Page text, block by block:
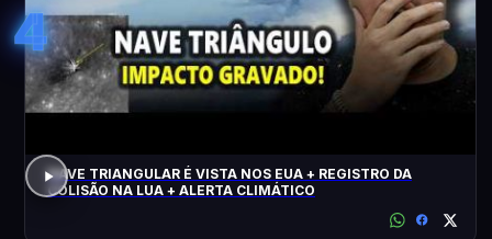
4
NAVE TRIANGULAR É VISTA NOS EUA + REGISTRO DA
COLISÃO NA LUA + ALERTA CLIMÁTICO